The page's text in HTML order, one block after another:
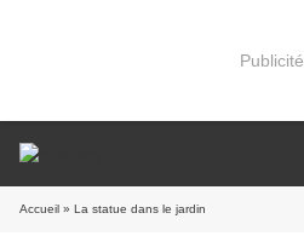
Publicité
Accueil » La statue dans le jardin